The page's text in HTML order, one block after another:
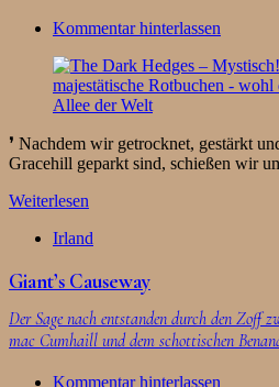
Kommentar hinterlassen
❜ Nachdem wir getrocknet, gestärkt
Gracehill geparkt sind, schießen wir
Weiterlesen
Irland
Giant’s Causeway
Der Sage nach entstanden durch den Zoff
mac Cumhaill und dem schottischen
Kommentar hinterlassen